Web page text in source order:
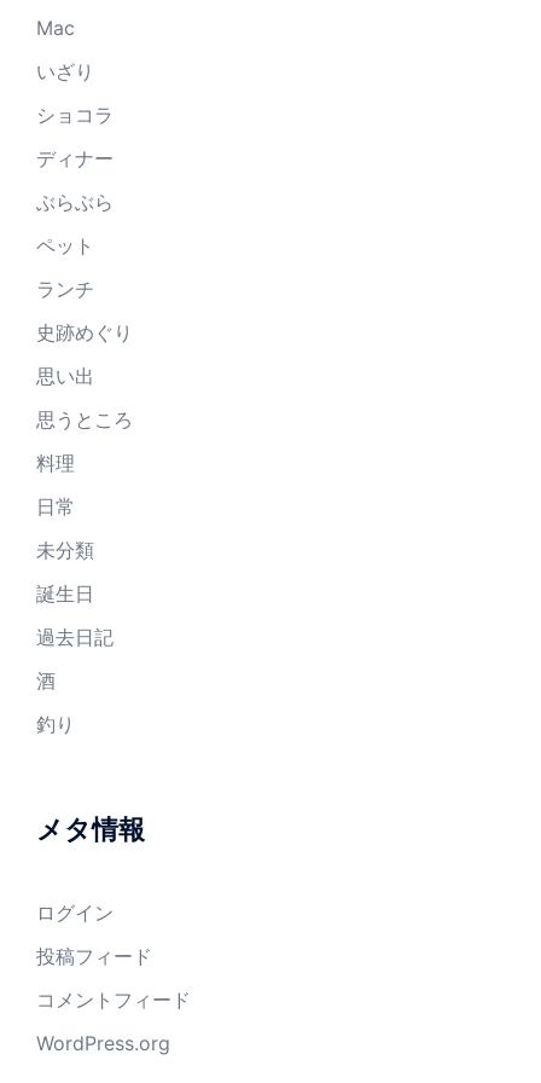
Mac
いざり
ショコラ
ディナー
ぶらぶら
ペット
ランチ
史跡めぐり
思い出
思うところ
料理
日常
未分類
誕生日
過去日記
酒
釣り
メタ情報
ログイン
投稿フィード
コメントフィード
WordPress.org